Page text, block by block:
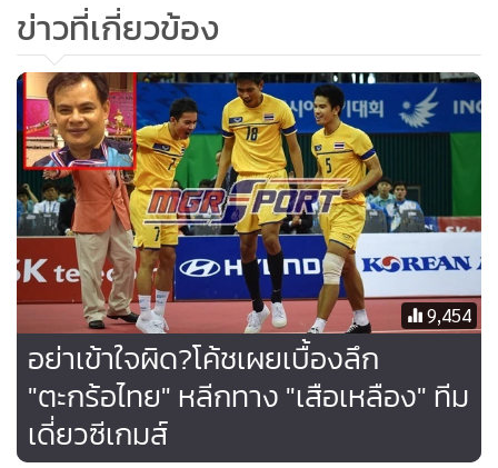
ข้อความตำหนิการตัดสินใจของสมาคมตะกร้อแห่งประเทศเทศ
ไทย
ข่าวที่เกี่ยวข้อง
9,454
อย่าเข้าใจผิด?โค้ชเผยเบื้องลึก
"ตะกร้อไทย" หลีกทาง "เสือเหลือง" ทีม
เดี่ยวซีเกมส์